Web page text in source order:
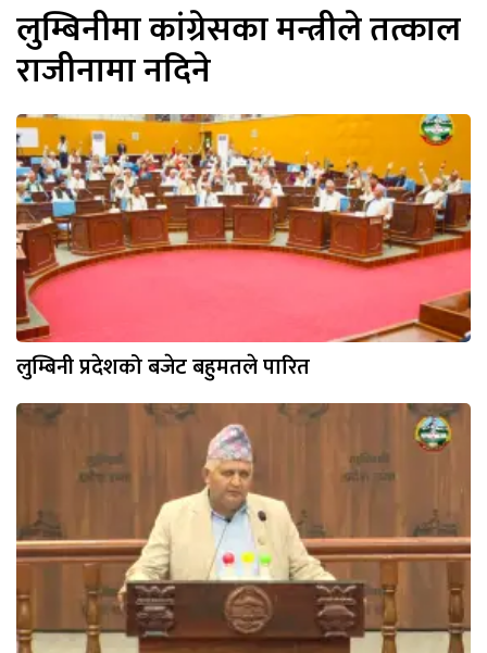
लुम्बिनीमा कांग्रेसका मन्त्रीले तत्काल
राजीनामा नदिने
लुम्बिनी प्रदेशको बजेट बहुमतले पारित